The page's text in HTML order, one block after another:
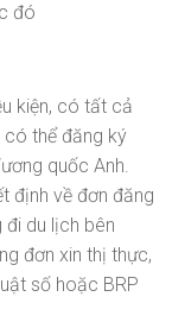
đó
kiện, có tất cả
có thể đăng ký
quốc Anh.
định về đơn đăng
đi du lịch bên
đơn xin thị thực,
số hoặc BRP